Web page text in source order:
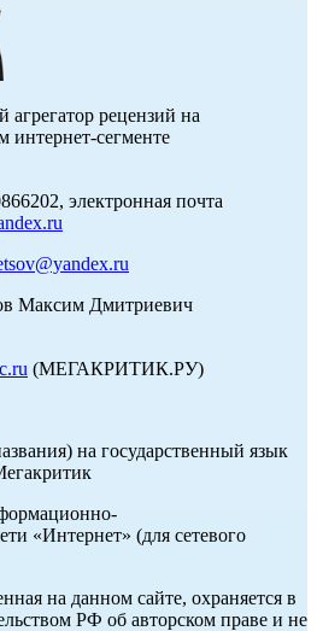
рецензий на
интернет-сегменте
электронная почта
Максим Дмитриевич
(МЕГАКРИТИК.РУ)
на государственный язык
«Интернет» (для сетевого
на данном сайте, охраняется в
РФ об авторском праве и не